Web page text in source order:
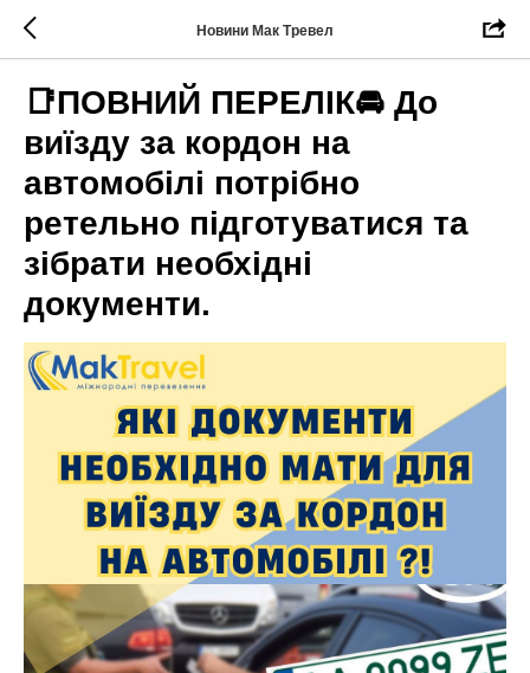
Новини Мак Тревел
📑ПОВНИЙ ПЕРЕЛІК🚘 До
виїзду за кордон на
автомобілі потрібно
ретельно підготуватися та
зібрати необхідні
документи.